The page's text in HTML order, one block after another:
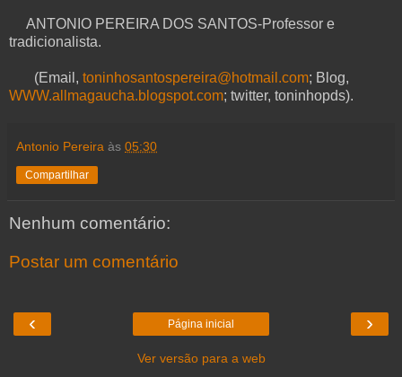
ANTONIO PEREIRA DOS SANTOS-Professor e
tradicionalista.
(Email, toninhosantospereira@hotmail.com; Blog,
WWW.allmagaucha.blogspot.com; twitter, toninhopds).
Antonio Pereira às 05:30
Compartilhar
Nenhum comentário:
Postar um comentário
‹ ›
Página inicial
Ver versão para a web